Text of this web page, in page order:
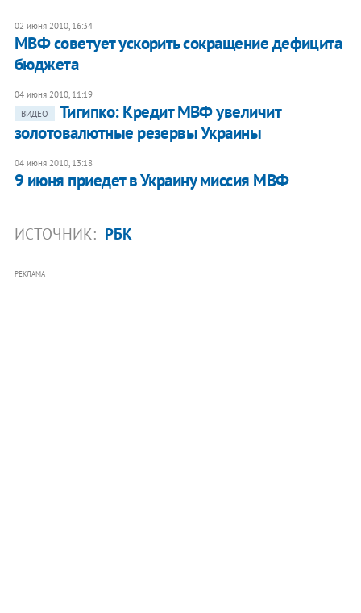
02 июня 2010, 16:34
МВФ советует ускорить сокращение дефицита
бюджета
04 июня 2010, 11:19
ВИДЕО
Тигипко: Кредит МВФ увеличит
золотовалютные резервы Украины
04 июня 2010, 13:18
9 июня приедет в Украину миссия МВФ
ИСТОЧНИК: РБК
РЕКЛАМА